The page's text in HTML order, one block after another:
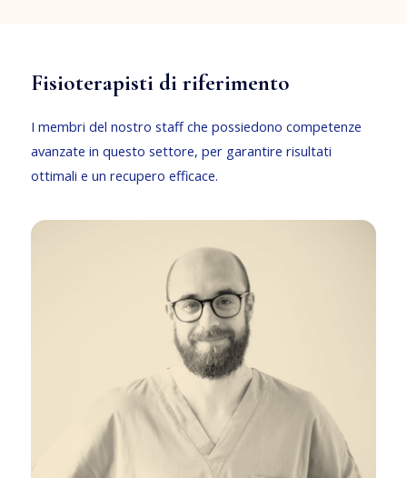
Fisioterapisti di riferimento
I membri del nostro staff che possiedono competenze
avanzate in questo settore, per garantire risultati
ottimali e un recupero efficace.